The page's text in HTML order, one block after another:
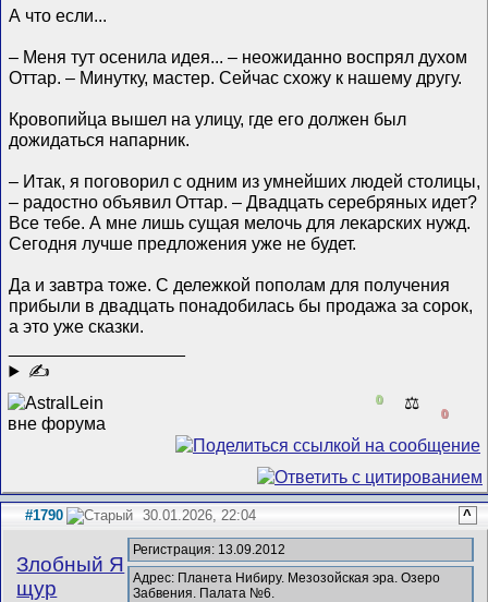
А что если...
– Меня тут осенила идея... – неожиданно воспрял духом
Оттар. – Минутку, мастер. Сейчас схожу к нашему другу.
Кровопийца вышел на улицу, где его должен был
дожидаться напарник.
– Итак, я поговорил с одним из умнейших людей столицы,
– радостно объявил Оттар. – Двадцать серебряных идет?
Все тебе. А мне лишь сущая мелочь для лекарских нужд.
Сегодня лучше предложения уже не будет.
Да и завтра тоже. С дележкой пополам для получения
прибыли в двадцать понадобилась бы продажа за сорок,
а это уже сказки.
✍
0 ⚖️
0
#1790 30.01.2026, 22:04 ^
Злобный Я
щур
Регистрация: 13.09.2012
Адрес: Планета Нибиру. Мезозойская эра. Озеро
Забвения. Палата №6.